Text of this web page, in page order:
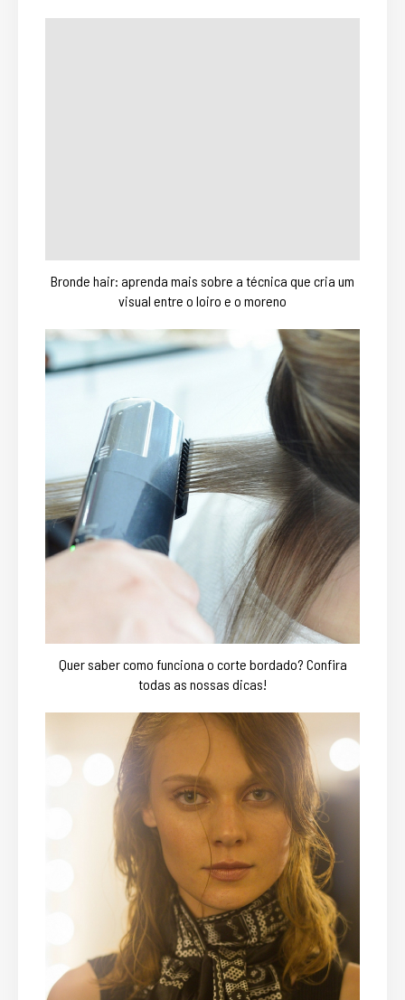
Bronde hair: aprenda mais sobre a técnica que cria um
visual entre o loiro e o moreno
Quer saber como funciona o corte bordado? Confira
todas as nossas dicas!